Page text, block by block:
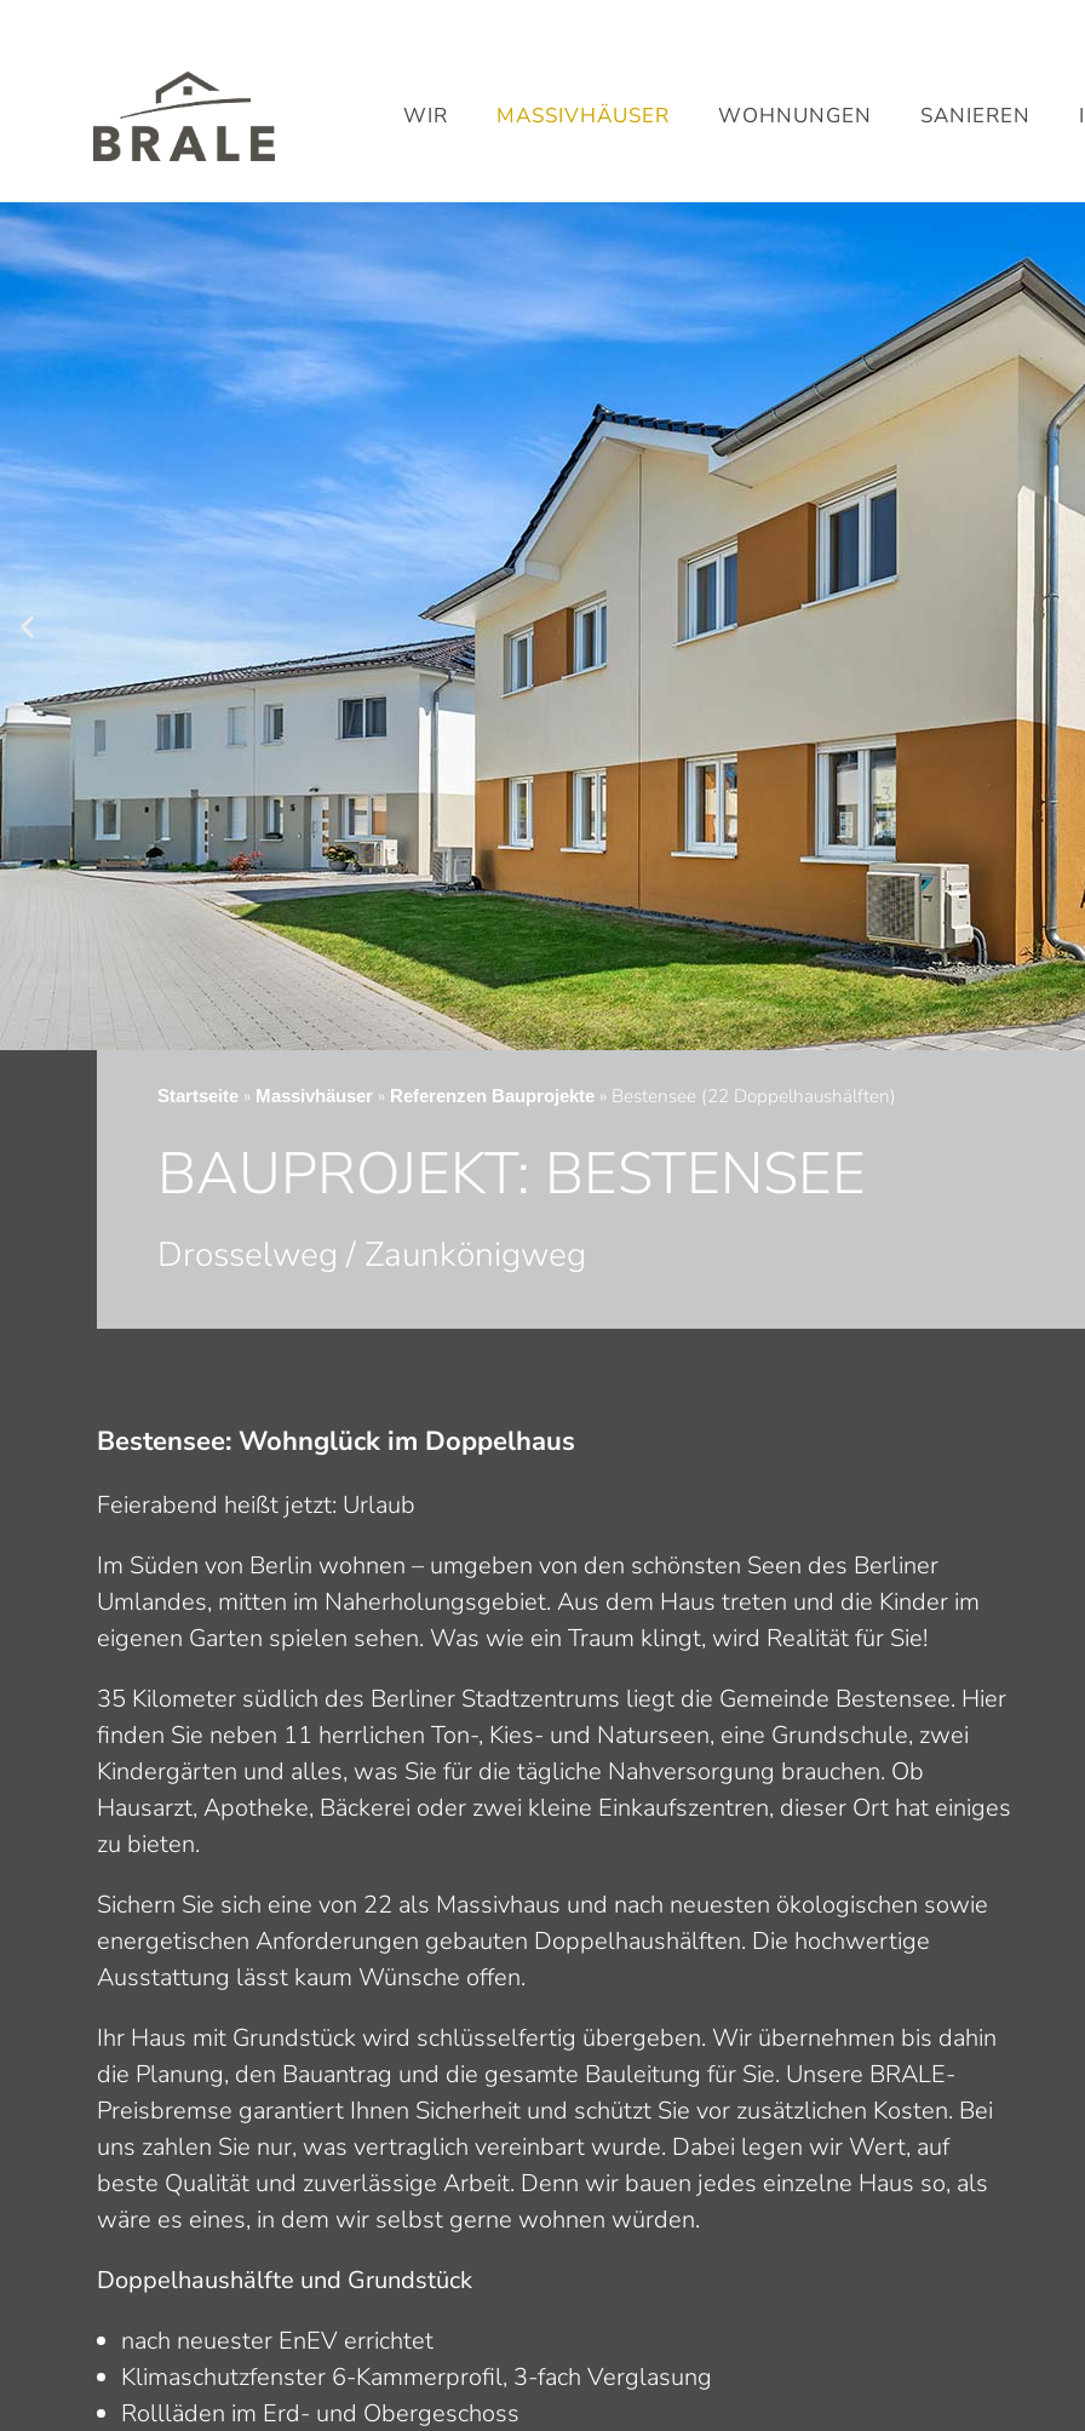
WIR MASSIVHÄUSER WOHNUNGEN SANIEREN
Startseite » Massivhäuser » Referenzen Bauprojekte » Bestensee (22 Doppelhaushälften)
BAUPROJEKT: BESTENSEE
Drosselweg / Zaunkönigweg
Bestensee: Wohnglück im Doppelhaus
Feierabend heißt jetzt: Urlaub
Im Süden von Berlin wohnen – umgeben von den schönsten Seen des Berliner
Umlandes, mitten im Naherholungsgebiet. Aus dem Haus treten und die Kinder im
eigenen Garten spielen sehen. Was wie ein Traum klingt, wird Realität für Sie!
35 Kilometer südlich des Berliner Stadtzentrums liegt die Gemeinde Bestensee. Hier
finden Sie neben 11 herrlichen Ton-, Kies- und Naturseen, eine Grundschule, zwei
Kindergärten und alles, was Sie für die tägliche Nahversorgung brauchen. Ob
Hausarzt, Apotheke, Bäckerei oder zwei kleine Einkaufszentren, dieser Ort hat einiges
zu bieten.
Sichern Sie sich eine von 22 als Massivhaus und nach neuesten ökologischen sowie
energetischen Anforderungen gebauten Doppelhaushälften. Die hochwertige
Ausstattung lässt kaum Wünsche offen.
Ihr Haus mit Grundstück wird schlüsselfertig übergeben. Wir übernehmen bis dahin
die Planung, den Bauantrag und die gesamte Bauleitung für Sie. Unsere BRALE-
Preisbremse garantiert Ihnen Sicherheit und schützt Sie vor zusätzlichen Kosten. Bei
uns zahlen Sie nur, was vertraglich vereinbart wurde. Dabei legen wir Wert, auf
beste Qualität und zuverlässige Arbeit. Denn wir bauen jedes einzelne Haus so, als
wäre es eines, in dem wir selbst gerne wohnen würden.
Doppelhaushälfte und Grundstück
nach neuester EnEV errichtet
Klimaschutzfenster 6-Kammerprofil, 3-fach Verglasung
Rollläden im Erd- und Obergeschoss